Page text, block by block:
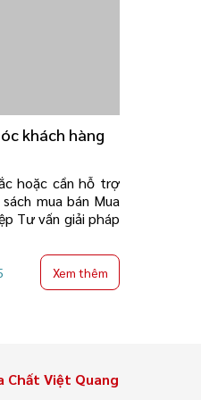
khách hàng
hoặc cần hỗ trợ
hóa chất công nghiệp Tư vấn giải pháp
Xem thêm
Chất Việt Quang